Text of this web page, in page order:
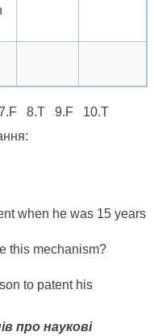
8.T 9.F 10.T
when he was 15 years
this mechanism?
to patent his
про наукові